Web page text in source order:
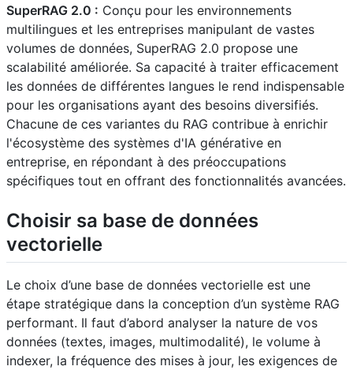
SuperRAG 2.0 : Conçu pour les environnements
multilingues et les entreprises manipulant de vastes
volumes de données, SuperRAG 2.0 propose une
scalabilité améliorée. Sa capacité à traiter efficacement
les données de différentes langues le rend indispensable
pour les organisations ayant des besoins diversifiés.
Chacune de ces variantes du RAG contribue à enrichir
l'écosystème des systèmes d'IA générative en
entreprise, en répondant à des préoccupations
spécifiques tout en offrant des fonctionnalités avancées.
Choisir sa base de données
vectorielle
Le choix d’une base de données vectorielle est une
étape stratégique dans la conception d’un système RAG
performant. Il faut d’abord analyser la nature de vos
données (textes, images, multimodalité), le volume à
indexer, la fréquence des mises à jour, les exigences de